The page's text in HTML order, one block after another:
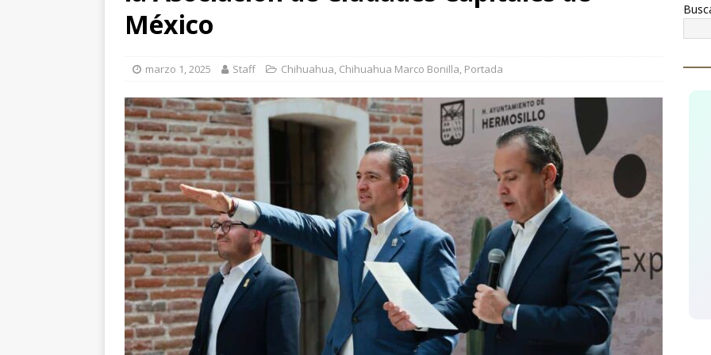
CUAUHTÉMOC
México
marzo 1, 2025 Staff Chihuahua, Chihuahua Marco Bonilla, Portada